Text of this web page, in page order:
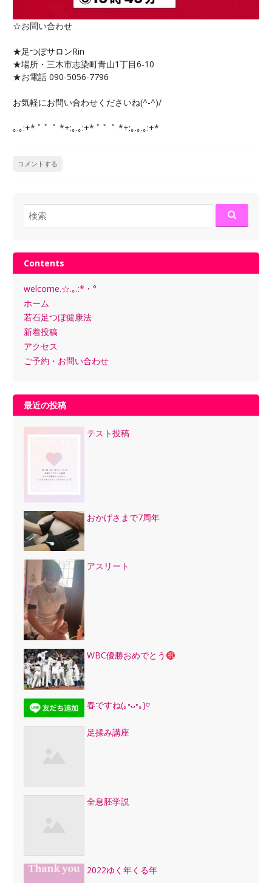
☆お問い合わせ
★足つぼサロンRin
★場所・三木市志染町青山1丁目6-10
★お電話 090-5056-7796
お気軽にお問い合わせくださいね(^-^)/
｡.｡:+* ﾟ ゜ﾟ *+:｡.｡:+* ﾟ ゜ﾟ *+:｡.｡.｡:+*
コメントする
検
索:
Contents
welcome.☆.｡.:*・°
ホーム
若石足つぼ健康法
新着投稿
アクセス
ご予約・お問い合わせ
最近の投稿
テスト投稿
おかげさまで7周年
アスリート
WBC優勝おめでとう
春ですね(｡•ᴗ•｡)♡
足揉み講座
全息胚学説
2022ゆく年くる年